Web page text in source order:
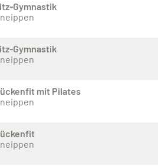
Gymnastik
Gymnastik
mit Pilates